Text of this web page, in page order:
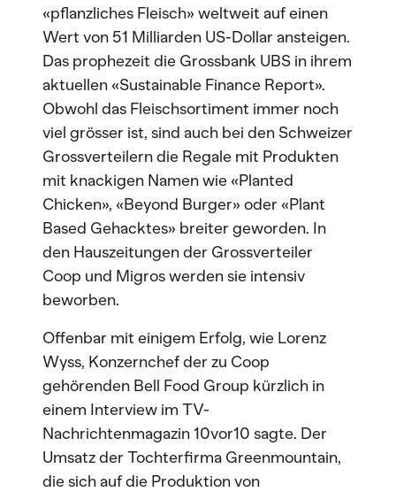
«pflanzliches Fleisch» weltweit auf einen
Wert von 51 Milliarden US-Dollar ansteigen.
Das prophezeit die Grossbank UBS in ihrem
aktuellen «Sustainable Finance Report».
Obwohl das Fleischsortiment immer noch
viel grösser ist, sind auch bei den Schweizer
Grossverteilern die Regale mit Produkten
mit knackigen Namen wie «Planted
Chicken», «Beyond Burger» oder «Plant
Based Gehacktes» breiter geworden. In
den Hauszeitungen der Grossverteiler
Coop und Migros werden sie intensiv
beworben.
Offenbar mit einigem Erfolg, wie Lorenz
Wyss, Konzernchef der zu Coop
gehörenden Bell Food Group kürzlich in
einem Interview im TV-
Nachrichtenmagazin 10vor10 sagte. Der
Umsatz der Tochterfirma Greenmountain,
die sich auf die Produktion von